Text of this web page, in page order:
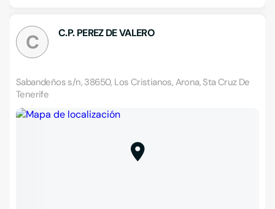
C C.P. PEREZ DE VALERO
Sabandeños s/n, 38650, Los Cristianos, Arona, Sta Cruz De
Tenerife